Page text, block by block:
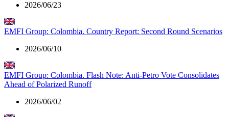
2026/06/23
EMFI Group: Colombia. Country Report: Second Round Scenarios
2026/06/10
EMFI Group: Colombia. Flash Note: Anti-Petro Vote Consolidates
Ahead of Polarized Runoff
2026/06/02